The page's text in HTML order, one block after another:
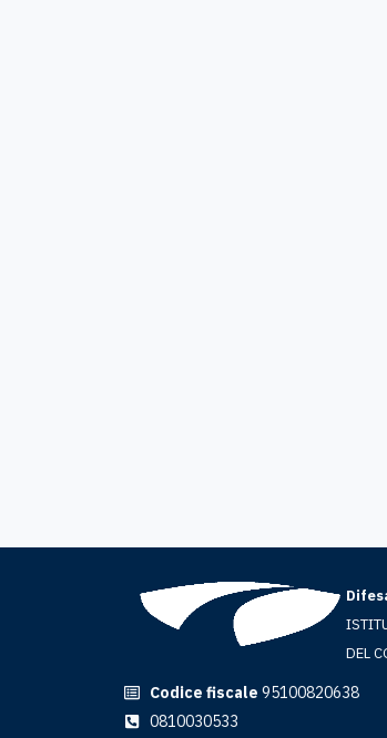
DEL
Codice fiscale 95100820638
0810030533